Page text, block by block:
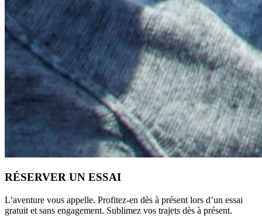
RÉSERVER UN ESSAI
L’aventure vous appelle. Profitez-en dès à présent lors d’un essai
gratuit et sans engagement. Sublimez vos trajets dès à présent.